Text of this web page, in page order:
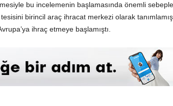
bu incelemenin başlamasında önemli
birincil araç ihracat merkezi olarak
ihraç etmeye başlamıştı.